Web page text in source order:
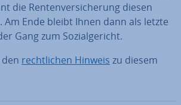
die Ren­ten­ver­si­che­rung diesen
Am Ende bleibt Ihnen dann als letzte
Gang zum So­zi­al­ge­richt.
recht­li­chen Hinweis zu diesem